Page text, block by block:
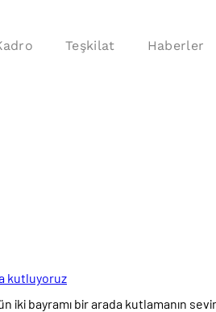
Teşkilat Haberler
kutluyoruz
iki bayramı bir arada kutlamanın